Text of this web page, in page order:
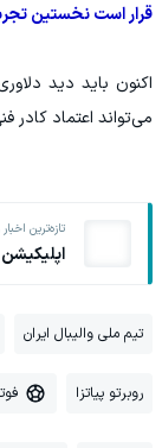
قرار است نخستین
اکنون باید دید
می‌تواند اعتماد کادر
تازه‌ترین
تیم ملی والیبال ایران
روبرتو پیاتزا